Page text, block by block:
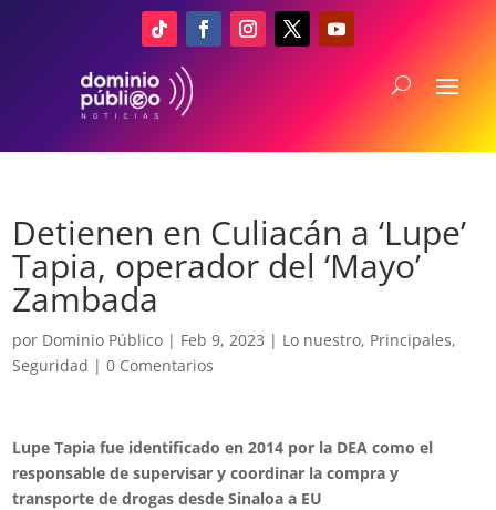
Detienen en Culiacán a ‘Lupe’
Tapia, operador del ‘Mayo’
Zambada
por Dominio Público | Feb 9, 2023 | Lo nuestro, Principales,
Seguridad |0 Comentarios
Lupe Tapia fue identificado en 2014 por la DEA como el
responsable de supervisar y coordinar la compra y
transporte de drogas desde Sinaloa a EU